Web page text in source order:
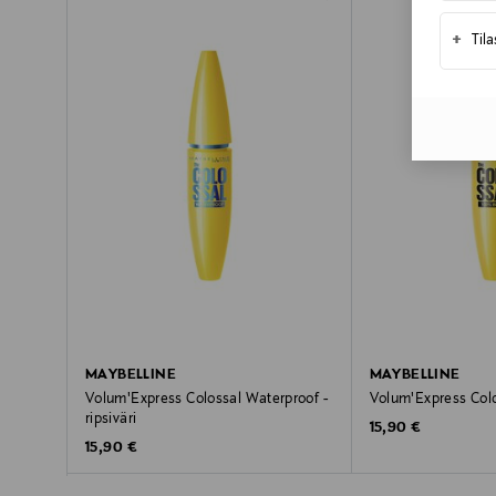
+
MAYBELLINE
Volum'Express Colossal Waterproof -
ripsiväri
Original Price
15,90 €
MAYBELLINE
Volum'Express
Original Price
15,90 €